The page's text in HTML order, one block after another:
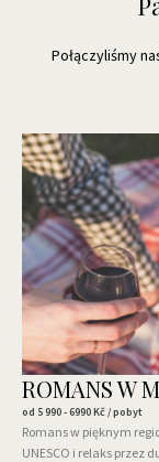
Połączyliśmy
ROMANS W
od 5 990 - 6990Kč / pobyt
Romans w pięknym
UNESCO i relaks przez